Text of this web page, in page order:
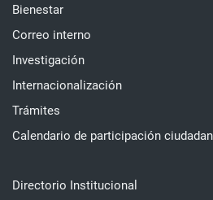
Bienestar
Correo interno
Investigación
Internacionalización
Trámites
Calendario de participación
Directorio Institucional